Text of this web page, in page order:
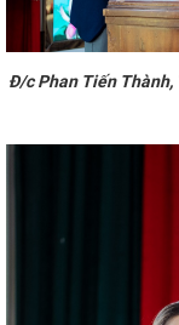
Đ/c Phan Tiến